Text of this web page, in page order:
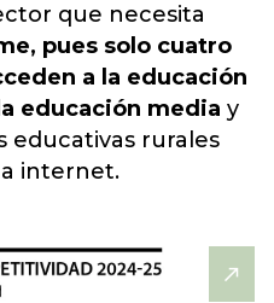
que necesita
pues solo cuatro
a la educación
educación media y
educativas rurales
internet.